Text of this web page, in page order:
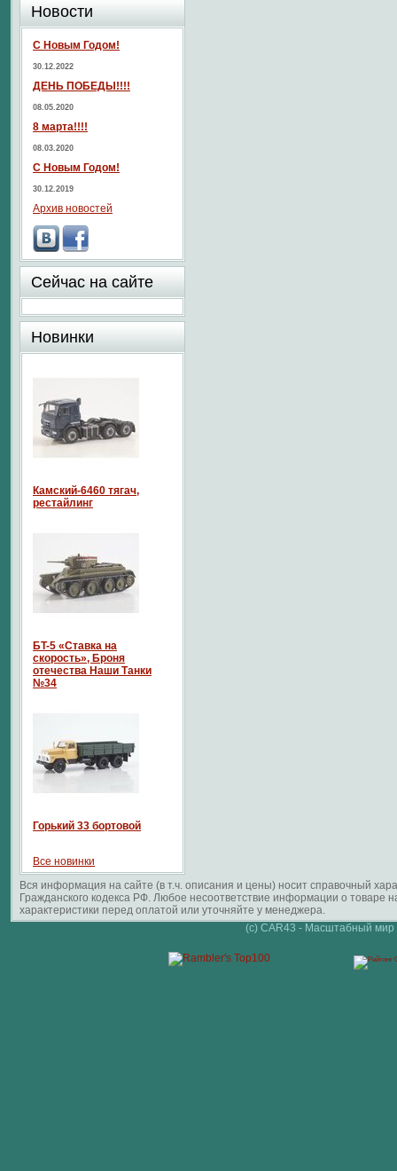
Новости
С Новым Годом!
30.12.2022
ДЕНЬ ПОБЕДЫ!!!!
08.05.2020
8 марта!!!!
08.03.2020
С Новым Годом!
30.12.2019
Архив новостей
Сейчас на сайте
Новинки
Камский-6460 тягач,
рестайлинг
БT-5 «Ставка на
скорость», Броня
отечества Наши Танки
№34
Горький 33 бортовой
Все новинки
Вся информация на сайте (в т.ч. описания и цены) носит справочный
Гражданского кодекса РФ. Любое несоответствие информации о
характеристики перед оплатой или уточняйте у менеджера.
(c) CAR43 - Масштабный мир